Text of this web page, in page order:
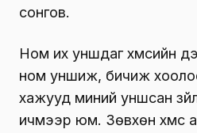
сонгов.
Hом их уншдаг хүмүүсийн
ном уншиж, бичиж хоолоо
хажууд миний уншсан
ичмээр юм. Зөвхөн хүмүүс